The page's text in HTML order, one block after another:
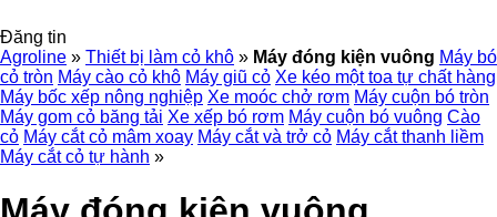
Đăng tin
Agroline » Thiết bị làm cỏ khô » Máy đóng kiện vuông Máy bó
cỏ tròn Máy cào cỏ khô Máy giũ cỏ Xe kéo một toa tự chất hàng
Máy bốc xếp nông nghiệp Xe moóc chở rơm Máy cuộn bó tròn
Máy gom cỏ băng tải Xe xếp bó rơm Máy cuộn bó vuông Cào
cỏ Máy cắt cỏ mâm xoay Máy cắt và trở cỏ Máy cắt thanh liềm
Máy cắt cỏ tự hành »